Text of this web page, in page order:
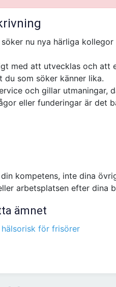
nu nya härliga
med att utvecklas och att
som söker känner lika.
och gillar utmaningar,
eller funderingar är det
kompetens, inte dina
arbetsplatsen efter dina
ämnet
hälsorisk för frisörer